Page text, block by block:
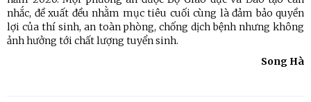
nhắc, đề xuất đều nhằm mục tiêu cuối cùng là đảm bảo quyền
lợi của thí sinh, an toàn phòng, chống dịch bệnh nhưng không
ảnh hưởng tới chất lượng tuyển sinh.
Song Hà